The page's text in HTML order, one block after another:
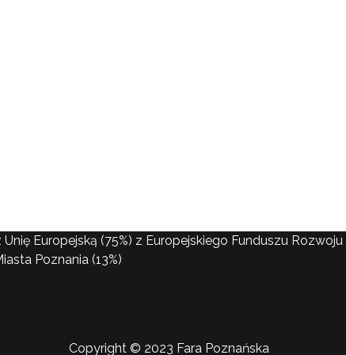
Europejską (75%) z Europejskiego Funduszu
Poznania (13%)
Copyright © 2023 Fara Poznańska